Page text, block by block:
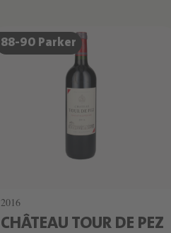
88-90 Parker
2016
CHÂTEAU TOUR DE PEZ